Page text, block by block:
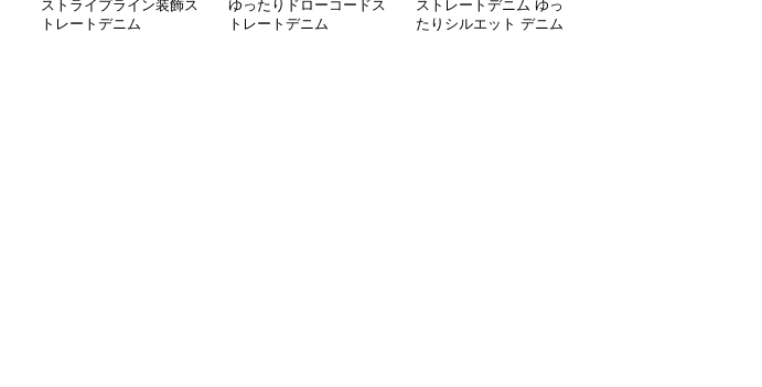
ストライプライン装飾ス
トレートデニム
ゆったりドローコードス
トレートデニム
ストレートデニム ゆっ
たりシルエット デニム